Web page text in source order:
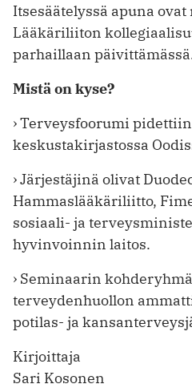
Itsesäätelyssä apuna
Lääkäriliiton
parhaillaan
Mistä on kyse?
› Terveysfoorumi
keskustakirjastossa
› Järjestäjinä olivat
Hammaslääkäriliitto,
sosiaali- ja
hyvinvoinnin laitos.
› Seminaarin
terveydenhuollon
potilas- ja
Kirjoittaja
Sari Kosonen